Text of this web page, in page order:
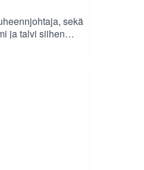
sekä
ja talvi siihen